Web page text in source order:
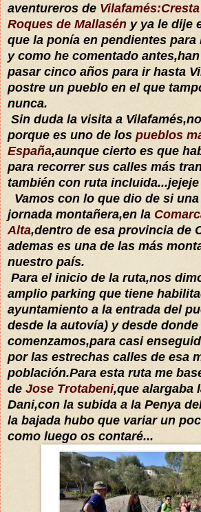
aventureros de
Roques de Mallasén y ya le dije
que la ponía en pendientes
y como he comentado
pasar cinco años para ir hasta
postre un pueblo en el que
nunca.
Sin duda la visita a
porque es uno de los pueblos
España,aunque cierto es que
para recorrer sus calles más
también con ruta incluida...jejeje
Vamos con lo que dio de si
jornada montañera,en la
Alta,dentro de esa provincia de
ademas es una de las más
nuestro país.
Para el inicio de la ruta,nos
amplio parking que tiene
ayuntamiento a la entrada del
desde la autovía) y desde donde
comenzamos,para casi
por las estrechas calles de esa
población.Para esta ruta me
de Jose Trotabeni,que alargaba
Dani,con la subida a la Penya
la bajada hubo que variar un
como luego os contaré...